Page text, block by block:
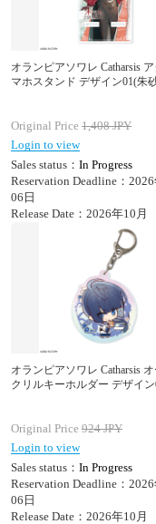
オランピアソワレ Catharsis
マホスタンド デザイン01(朱
Original Price 1,408JPY
Login to view
Sales status： In Progress
Reservation Deadline：2026
06日
Release Date：2026年10月
オランピアソワレ Catharsis
クリルキーホルダー デザイ
Original Price 924JPY
Login to view
Sales status： In Progress
Reservation Deadline：2026
06日
Release Date：2026年10月